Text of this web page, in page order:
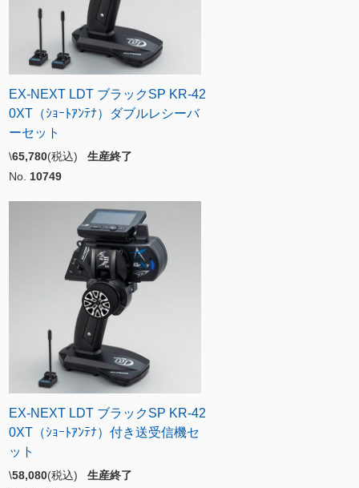
EX-NEXT LDT ブラックSP KR-42
0XT（ｼｮｰﾄｱﾝﾃﾅ）ダブルレシーバ
ーセット
\65,780(税込) 生産終了
No. 10749
EX-NEXT LDT ブラックSP KR-42
0XT（ｼｮｰﾄｱﾝﾃﾅ）付き送受信機セ
ット
\58,080(税込) 生産終了